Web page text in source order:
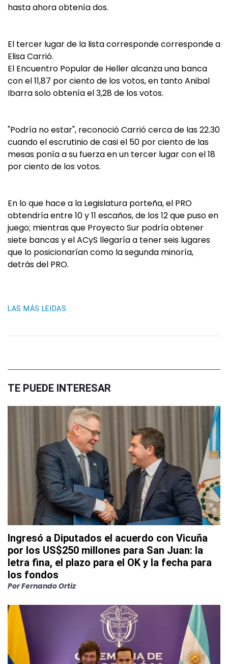
hasta ahora obtenía dos.
El tercer lugar de la lista corresponde corresponde a
Elisa Carrió.
El Encuentro Popular de Heller alcanza una banca
con el 11,87 por ciento de los votos, en tanto Anibal
Ibarra solo obtenía el 3,28 de los votos.
"Podría no estar", reconoció Carrió cerca de las 22.30
cuando el escrutinio de casi el 50 por ciento de las
mesas ponía a su fuerza en un tercer lugar con el 18
por ciento de los votos.
En lo que hace a la Legislatura porteña, el PRO
obtendría entre 10 y 11 escaños, de los 12 que puso en
juego; mientras que Proyecto Sur podría obtener
siete bancas y el ACyS llegaría a tener seis lugares
que lo posicionarían como la segunda minoría,
detrás del PRO.
LAS MÁS LEIDAS
TE PUEDE INTERESAR
Ingresó a Diputados el acuerdo con Vicuña
por los US$250 millones para San Juan: la
letra fina, el plazo para el OK y la fecha para
los fondos
PorFernando Ortiz